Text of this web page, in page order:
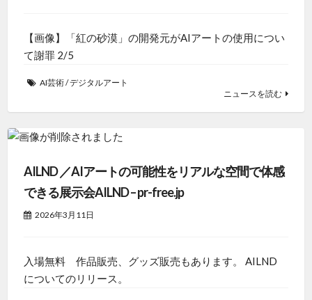
【画像】「紅の砂漠」の開発元がAIアートの使用につい
て謝罪 2/5
AI芸術/デジタルアート
ニュースを読む
AILND ／AIアートの可能性をリアルな空間で体感
できる展示会AILND – pr-free.jp
2026年3月11日
入場無料 作品販売、グッズ販売もあります。 AILND
についてのリリース。